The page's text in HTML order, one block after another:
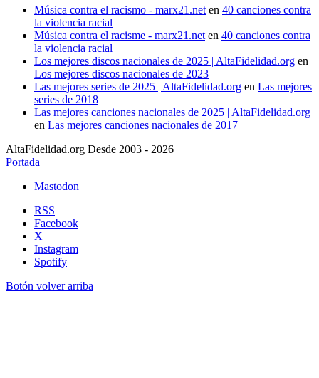
Música contra el racismo - marx21.neten 40 canciones contra
la violencia racial
Música contra el racisme - marx21.neten 40 canciones contra
la violencia racial
Los mejores discos nacionales de 2025 | AltaFidelidad.org en
Los mejores discos nacionales de 2023
Las mejores series de 2025 | AltaFidelidad.org en Las mejores
series de 2018
Las mejores canciones nacionales de 2025 | AltaFidelidad.org
en Las mejores canciones nacionales de 2017
AltaFidelidad.org Desde 2003 - 2026
Portada
Mastodon
RSS
Facebook
X
Instagram
Spotify
Botón volver arriba